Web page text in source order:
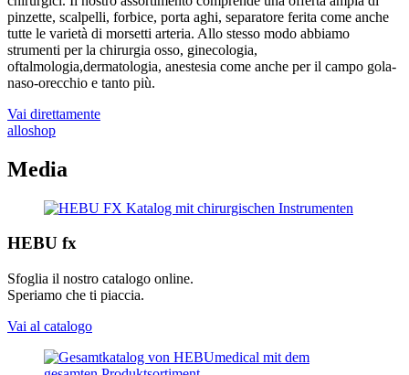
pinzette, scalpelli, forbice, porta aghi, separatore ferita come anche
tutte le varietà di morsetti arteria. Allo stesso modo abbiamo
strumenti per la chirurgia osso, ginecologia,
oftalmologia,dermatologia, anestesia come anche per il campo gola-
naso-orecchio e tanto più.
Vai direttamente
alloshop
Media
HEBU fx
Sfoglia il nostro catalogo online.
Speriamo che ti piaccia.
Vai al catalogo